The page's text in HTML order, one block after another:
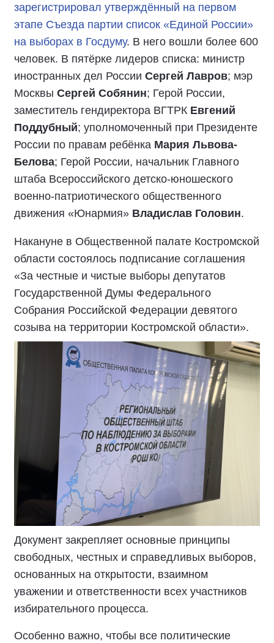
зарегистрировал утверждённый на первом
этапе Съезда партии список «Единой России»
на выборах в Госдуму. В него вошли более 600
человек. В пятёрке лидеров списка: министр
иностранных дел России Сергей Лавров; мэр
Москвы Сергей Собянин; Герой России,
заместитель гендиректора ВГТРК Евгений
Поддубный; уполномоченный при Президенте
России по правам ребёнка Мария Львова-
Белова; Герой России, начальник Главного
штаба Всероссийского детско-юношеского
военно-патриотического общественного
движения «Юнармия» Владислав Головин.
Накануне в Общественной палате Костромской
области состоялось подписание соглашения
«За честные и чистые выборы депутатов
Государственной Думы Федерального
Собрания Российской Федерации девятого
созыва на территории Костромской области».
Документ закрепляет основные принципы
свободных, честных и справедливых выборов,
основанных на открытости, взаимном
уважении и ответственности всех участников
избирательного процесса.
Особенно важно, чтобы все политические